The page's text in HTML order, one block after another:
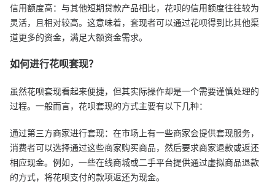
信用额度高：与其他短期贷款产品相比，花呗的信用额度往往较为
灵活，且相对较高。这意味着，套现者可以通过花呗得到比其他渠
道更多的资金，满足大额资金需求。
如何进行花呗套现？
虽然花呗套现看起来便捷，但其实际操作却是一个需要谨慎处理的
过程。一般而言，花呗套现的方式主要有以下几种：
通过第三方商家进行套现：在市场上有一些商家会提供套现服务，
消费者可以选择通过这些商家购买商品，然后要求商家退款或返还
相应现金。例如，一些在线商城或二手平台提供通过虚拟商品退款
的方式，将花呗支付的款项返还为现金。